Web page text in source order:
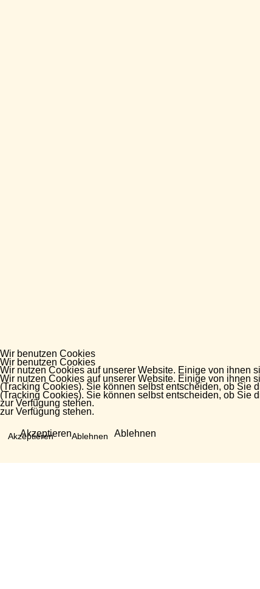
Wir benutzen Cookies
Wir nutzen Cookies auf unserer Website. Einige von ihnen
(Tracking Cookies). Sie können selbst entscheiden, ob Sie
zur Verfügung stehen.
Akzeptieren Ablehnen
Wir benutzen Cookies
Wir nutzen Cookies auf unserer Website. Einige von ihnen
(Tracking Cookies). Sie können selbst entscheiden, ob Sie
zur Verfügung stehen.
Akzeptieren Ablehnen